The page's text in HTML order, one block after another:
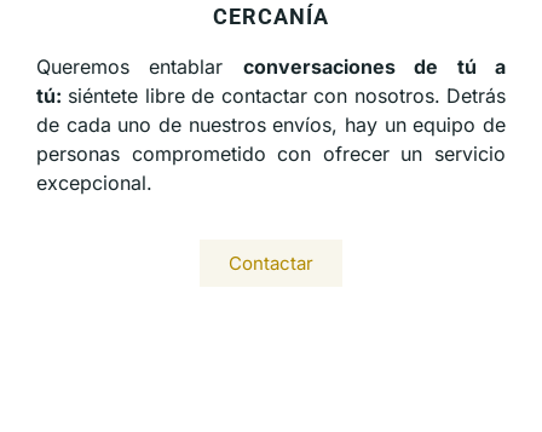
CERCANÍA
Queremos entablar conversaciones de tú a
tú: siéntete libre de contactar con nosotros. Detrás
de cada uno de nuestros envíos, hay un equipo de
personas comprometido con ofrecer un servicio
excepcional.
Contactar